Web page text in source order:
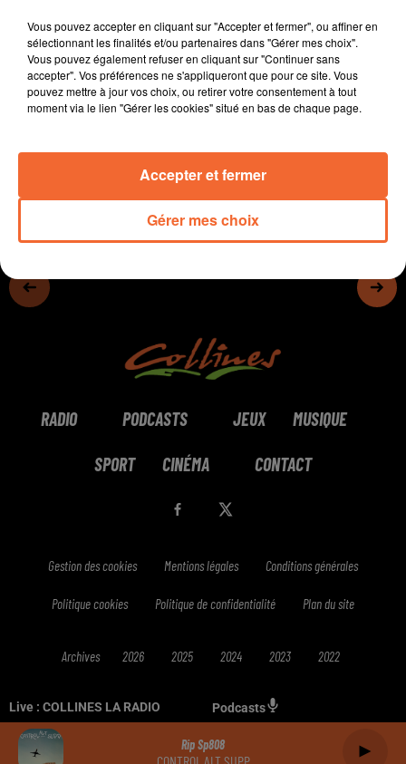
Live : COLLINES LA RADIO Podcasts
Rip Sp808
CONTROL ALT SUPP
nouvelle édition. 2 fermes du Mauléonnais ouvriront
leurs portes .
- Le CHNDS s'est vu offrir une petite voiture électrique
pour mener les enfants au bloc opératoire...
RADIO PODCASTS JEUX MUSIQUE
SPORT CINÉMA CONTACT
Gestion des cookies Mentions légales Conditions générales
Politique cookies Politique de confidentialité Plan du site
Archives 2026 2025 2024 2023 2022
Vous pouvez accepter en cliquant sur "Accepter et fermer", ou affiner en
sélectionnant les finalités et/ou partenaires dans "Gérer mes choix".
Vous pouvez également refuser en cliquant sur "Continuer sans
accepter". Vos préférences ne s'appliqueront que pour ce site. Vous
pouvez mettre à jour vos choix, ou retirer votre consentement à tout
moment via le lien "Gérer les cookies" situé en bas de chaque page.
Gérer mes choix
Accepter et fermer